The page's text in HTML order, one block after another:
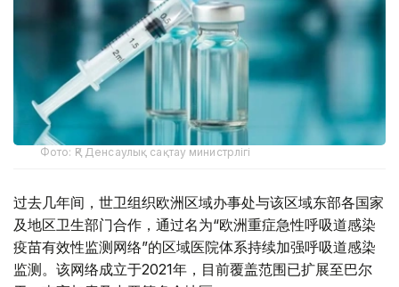
Фото: ҚР Денсаулық сақтау министрлігі
过去几年间，世卫组织欧洲区域办事处与该区域东部各国家
及地区卫生部门合作，通过名为“欧洲重症急性呼吸道感染
疫苗有效性监测网络”的区域医院体系持续加强呼吸道感染
监测。该网络成立于2021年，目前覆盖范围已扩展至巴尔